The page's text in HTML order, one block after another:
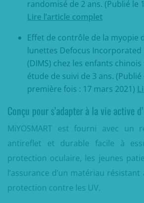
randomisé de 2 ans. (Publié le
Lire l’article complet
Effet de contrôle de la myopie
lunettes Defocus Incorporated
(DIMS) chez les enfants
étude de suivi de 3 ans.
première fois : 17 mars 2021)
Conçu pour s’adapter à la vie active
MiYOSMART est fourni avec un
antireflet et durable facile à
protection oculaire, les jeunes
l’assurance d’un matériau résistant
protection contre les UV.